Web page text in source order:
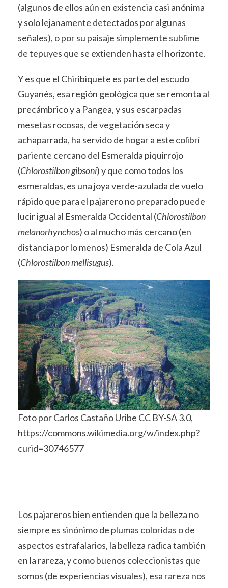
(algunos de ellos aún en existencia casi anónima
y solo lejanamente detectados por algunas
señales), o por su paisaje simplemente sublime
de tepuyes que se extienden hasta el horizonte.
Y es que el Chiribiquete es parte del escudo
Guyanés, esa región geológica que se remonta al
precámbrico y a Pangea, y sus escarpadas
mesetas rocosas, de vegetación seca y
achaparrada, ha servido de hogar a este colibrí
pariente cercano del Esmeralda piquirrojo
(Chlorostilbon gibsoni) y que como todos los
esmeraldas, es una joya verde-azulada de vuelo
rápido que para el pajarero no preparado puede
lucir igual al Esmeralda Occidental (Chlorostilbon
melanorhynchos) o al mucho más cercano (en
distancia por lo menos) Esmeralda de Cola Azul
(Chlorostilbon mellisugus).
Foto por Carlos Castaño Uribe CC BY-SA 3.0,
https://commons.wikimedia.org/w/index.php?
curid=30746577
Los pajareros bien entienden que la belleza no
siempre es sinónimo de plumas coloridas o de
aspectos estrafalarios, la belleza radica también
en la rareza, y como buenos coleccionistas que
somos (de experiencias visuales), esa rareza nos